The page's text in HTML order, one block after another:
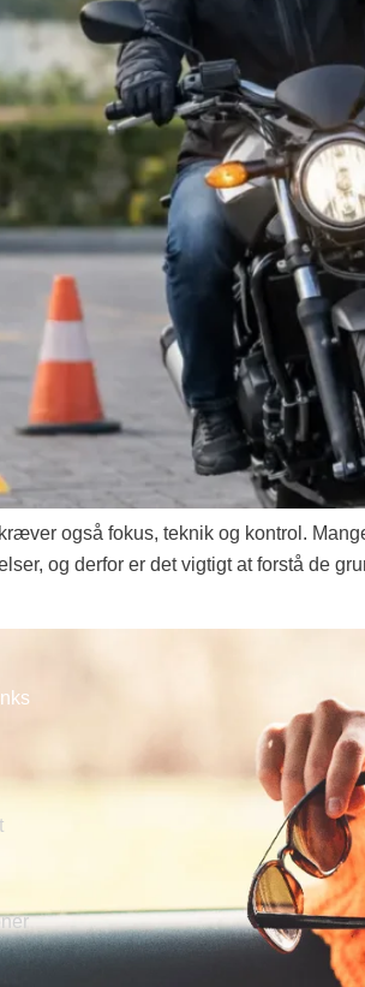
også fokus, teknik og kontrol.
og derfor er det vigtigt at forstå de